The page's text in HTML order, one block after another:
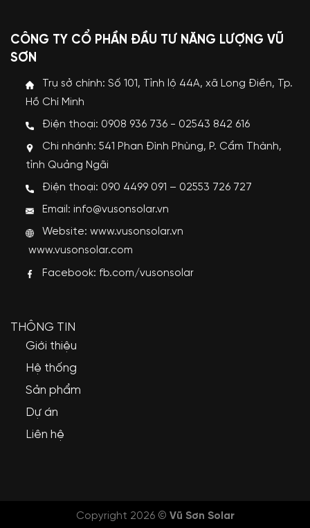
CÔNG TY CỔ PHẦN ĐẦU TƯ NĂNG LƯỢNG VŨ
SƠN
Trụ sở chính: Số 101, Tỉnh lộ 44A, xã Long Điền, Tp.
Hồ Chí Minh
Điện thoại: 0908 936 736 - 02543 842 616
Chi nhánh: 541 Phan Đình Phùng, P. Cẩm Thành,
tỉnh Quảng Ngãi
Điện thoại: 090 4499 091 – 02553 726 727
Email: info@vusonsolar.vn
Website:www.vusonsolar.vn
www.vusonsolar.com
Facebook: fb.com/vusonsolar
THÔNG TIN
Giới thiệu
Hệ thống
Sản phẩm
Dự án
Liên hệ
Copyright 2026 © Vũ Sơn Solar